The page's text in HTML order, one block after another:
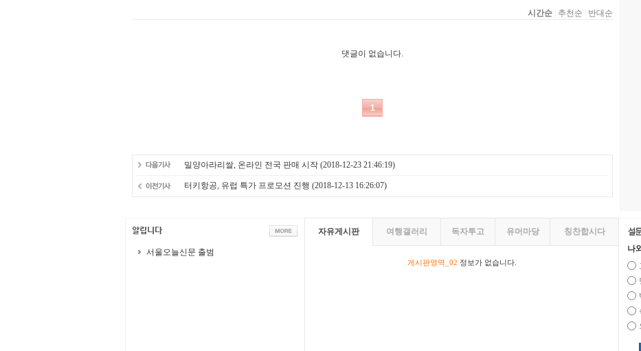
밀양아라리쌀, 온라인 전국 판매 시작 (2018-12-23 21:46:19)
터키항공, 유럽 특가 프로모션 진행 (2018-12-13 16:26:07)
서울오늘신문 출범
자유게시판 여행갤러리 독자투고 유머마당 칭찬합시다
게시판영역_02 정보가 없습니다.
나